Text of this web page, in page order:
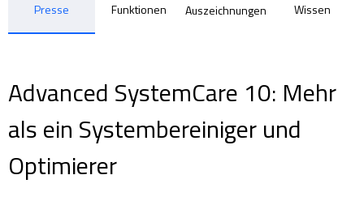
Sale
Presseraum
Support
Presse Funktionen Auszeichnungen Wissen
Advanced SystemCare 10: Mehr
als ein Systembereiniger und
Optimierer